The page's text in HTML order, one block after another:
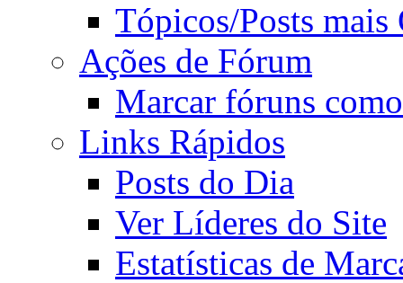
Tópicos/Posts mais
Ações de Fórum
Marcar fóruns
Links Rápidos
Posts do Dia
Ver Líderes do Site
Estatísticas de